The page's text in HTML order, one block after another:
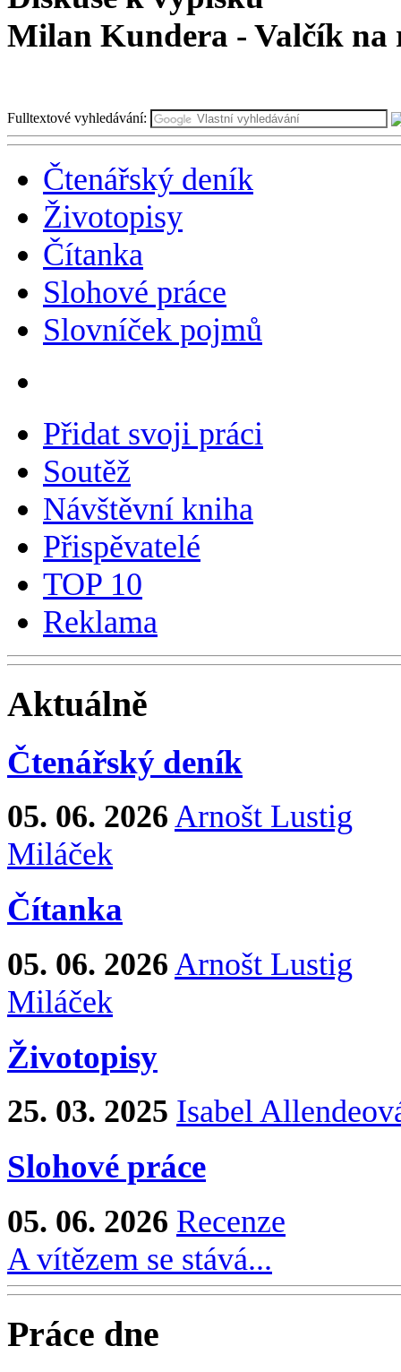
Milan Kundera - Valčík na
Fulltextové vyhledávání:
Čtenářský deník
Životopisy
Čítanka
Slohové práce
Slovníček pojmů
Přidat svoji práci
Soutěž
Návštěvní kniha
Přispěvatelé
TOP 10
Reklama
Aktuálně
Čtenářský deník
05. 06. 2026 Arnošt Lustig
Miláček
Čítanka
05. 06. 2026 Arnošt Lustig
Miláček
Životopisy
25. 03. 2025 Isabel
Slohové práce
05. 06. 2026 Recenze
A vítězem se stává...
Práce dne